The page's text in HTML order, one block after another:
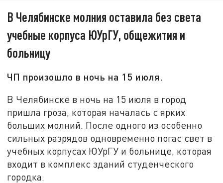
В Челябинске молния оставила без света
учебные корпуса ЮУрГУ, общежития и
больницу
ЧП произошло в ночь на 15 июля.
В Челябинске в ночь на 15 июля в город
пришла гроза, которая началась с ярких
больших молний. После одного из особенно
сильных разрядов одновременно погас свет в
учебных корпусах ЮУрГУ и больнице, которая
входит в комплекс зданий студенческого
городка.